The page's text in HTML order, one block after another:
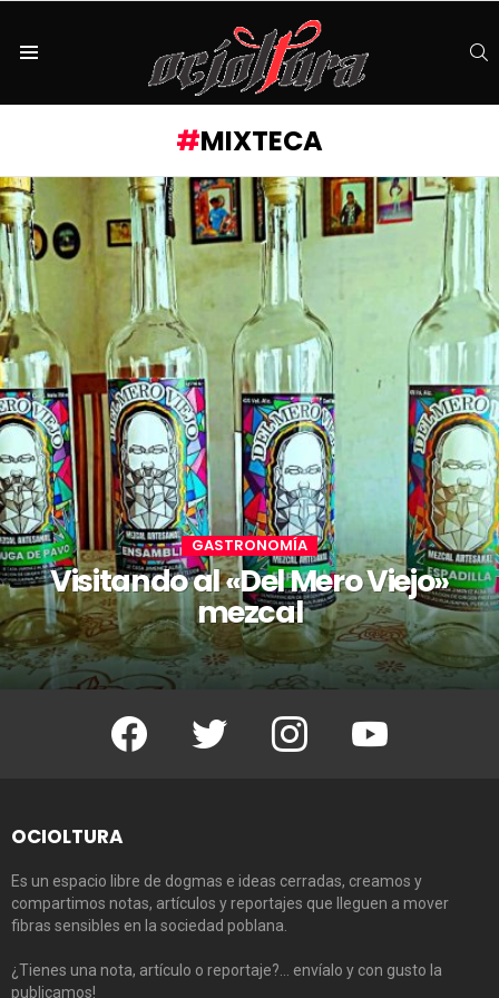
MIXTECA
GASTRONOMÍA
Visitando al «Del Mero Viejo»
mezcal
Facebook Twitter Instagram Youtube
OCIOLTURA
Es un espacio libre de dogmas e ideas cerradas, creamos y
compartimos notas, artículos y reportajes que lleguen a mover
fibras sensibles en la sociedad poblana.
¿Tienes una nota, artículo o reportaje?… envíalo y con gusto la
publicamos!